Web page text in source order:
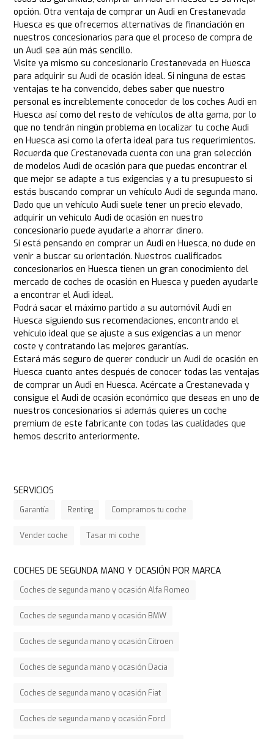
opción. Otra ventaja de comprar un Audi en Crestanevada
Huesca es que ofrecemos alternativas de financiación en
nuestros concesionarios para que el proceso de compra de
un Audi sea aún más sencillo.
Visite ya mismo su concesionario Crestanevada en Huesca
para adquirir su Audi de ocasión ideal. Si ninguna de estas
ventajas te ha convencido, debes saber que nuestro
personal es increíblemente conocedor de los coches Audi en
Huesca así como del resto de vehículos de alta gama, por lo
que no tendrán ningún problema en localizar tu coche Audi
en Huesca así como la oferta ideal para tus requerimientos.
Recuerda que Crestanevada cuenta con una gran selección
de modelos Audi de ocasión para que puedas encontrar el
que mejor se adapte a tus exigencias y a tu presupuesto si
estás buscando comprar un vehículo Audi de segunda mano.
Dado que un vehículo Audi suele tener un precio elevado,
adquirir un vehículo Audi de ocasión en nuestro
concesionario puede ayudarle a ahorrar dinero.
Si está pensando en comprar un Audi en Huesca, no dude en
venir a buscar su orientación. Nuestros cualificados
concesionarios en Huesca tienen un gran conocimiento del
mercado de coches de ocasión en Huesca y pueden ayudarle
a encontrar el Audi ideal.
Podrá sacar el máximo partido a su automóvil Audi en
Huesca siguiendo sus recomendaciones, encontrando el
vehículo ideal que se ajuste a sus exigencias a un menor
coste y contratando las mejores garantías.
Estará más seguro de querer conducir un Audi de ocasión en
Huesca cuanto antes después de conocer todas las ventajas
de comprar un Audi en Huesca. Acércate a Crestanevada y
consigue el Audi de ocasión económico que deseas en uno de
nuestros concesionarios si además quieres un coche
premium de este fabricante con todas las cualidades que
hemos descrito anteriormente.
SERVICIOS
Garantía Renting Compramos tu coche
Vender coche Tasar mi coche
COCHES DE SEGUNDA MANO Y OCASIÓN POR MARCA
Coches de segunda mano y ocasión Alfa Romeo
Coches de segunda mano y ocasión BMW
Coches de segunda mano y ocasión Citroen
Coches de segunda mano y ocasión Dacia
Coches de segunda mano y ocasión Fiat
Coches de segunda mano y ocasión Ford